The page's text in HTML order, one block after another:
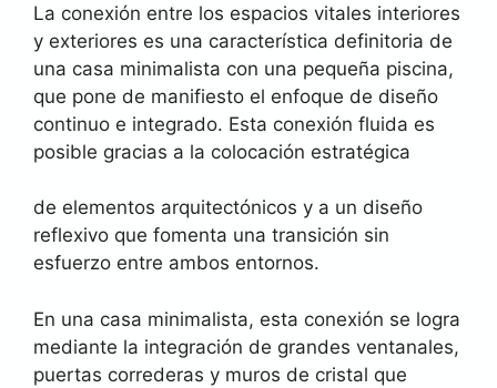
La conexión entre los espacios vitales interiores
y exteriores es una característica definitoria de
una casa minimalista con una pequeña piscina,
que pone de manifiesto el enfoque de diseño
continuo e integrado. Esta conexión fluida es
posible gracias a la colocación estratégica
de elementos arquitectónicos y a un diseño
reflexivo que fomenta una transición sin
esfuerzo entre ambos entornos.
En una casa minimalista, esta conexión se logra
mediante la integración de grandes ventanales,
puertas correderas y muros de cristal que